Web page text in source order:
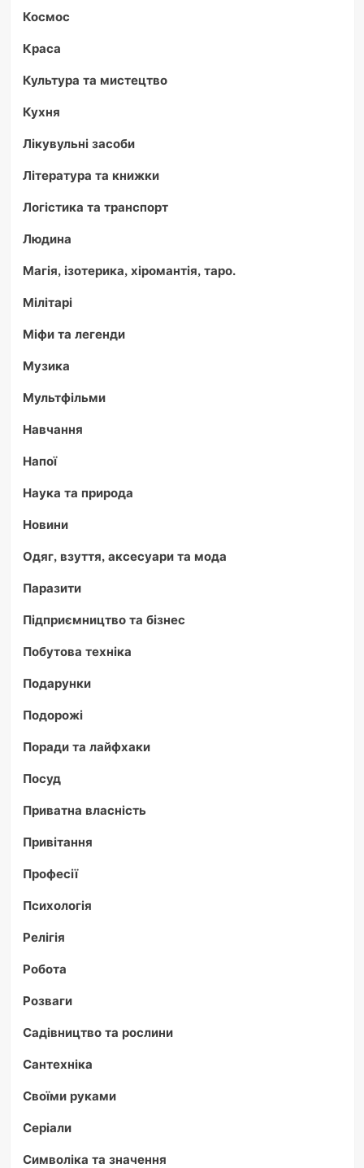
Космос
Краса
Культура та мистецтво
Кухня
Лікувульні засоби
Література та книжки
Логістика та транспорт
Людина
Магія, ізотерика, хіромантія, таро.
Мілітарі
Міфи та легенди
Музика
Мультфільми
Навчання
Напої
Наука та природа
Новини
Одяг, взуття, аксесуари та мода
Паразити
Підприємництво та бізнес
Побутова техніка
Подарунки
Подорожі
Поради та лайфхаки
Посуд
Приватна власність
Привітання
Професії
Психологія
Релігія
Робота
Розваги
Садівництво та рослини
Сантехніка
Своїми руками
Серіали
Символіка та значення